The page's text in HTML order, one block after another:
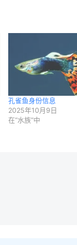
孔雀鱼身份信息
2025年10月9日
在“水族”中